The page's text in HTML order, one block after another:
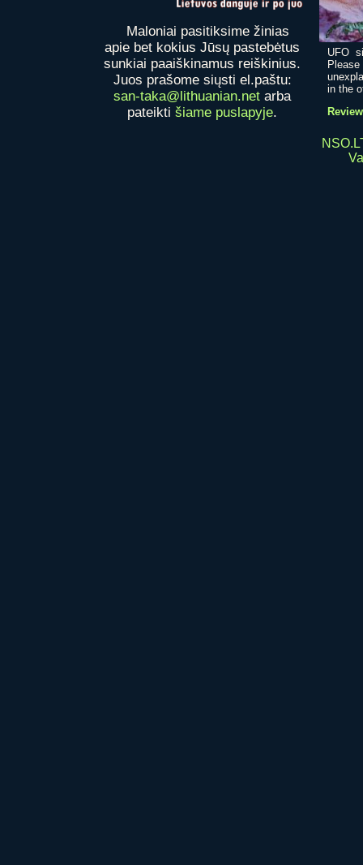
Maloniai pasitiksime žinias
apie bet kokius Jūsų pastebėtus
sunkiai paaiškinamus reiškinius.
Juos prašome siųsti el.paštu:
san-taka@lithuanian.net arba
pateikti šiame puslapyje.
UFO
in the